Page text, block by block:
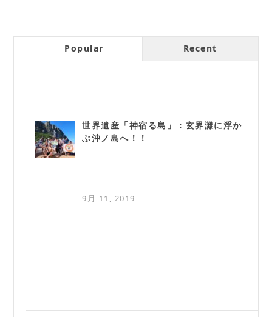
Popular Recent
世界遺産「神宿る島」：玄界灘に浮か
ぶ沖ノ島へ！！
9月 11, 2019